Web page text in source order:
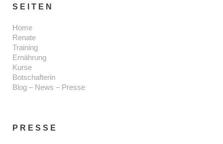
SEITEN
Home
Renate
Training
Ernährung
Kurse
Botschafterin
Blog – News – Presse
PRESSE